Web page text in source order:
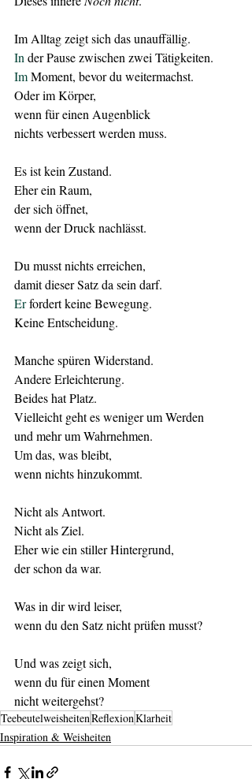
Im Alltag zeigt sich das unauffällig.
In der Pause zwischen zwei Tätigkeiten.
Im Moment, bevor du weitermachst.
Oder im Körper,
wenn für einen Augenblick
nichts verbessert werden muss.
Es ist kein Zustand.
Eher ein Raum,
der sich öffnet,
wenn der Druck nachlässt.
Du musst nichts erreichen,
damit dieser Satz da sein darf.
Er fordert keine Bewegung.
Keine Entscheidung.
Manche spüren Widerstand.
Andere Erleichterung.
Beides hat Platz.
Vielleicht geht es weniger um Werden
und mehr um Wahrnehmen.
Um das, was bleibt,
wenn nichts hinzukommt.
Nicht als Antwort.
Nicht als Ziel.
Eher wie ein stiller Hintergrund,
der schon da war.
Was in dir wird leiser,
wenn du den Satz nicht prüfen musst?
Und was zeigt sich,
wenn du für einen Moment
nicht weitergehst?
TeebeutelweisheitenReflexionKlarheit
Inspiration & Weisheiten